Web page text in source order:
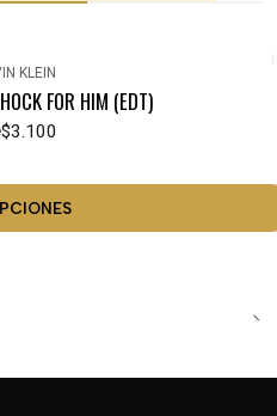
KLEIN
FOR HIM (EDT)
$3.100